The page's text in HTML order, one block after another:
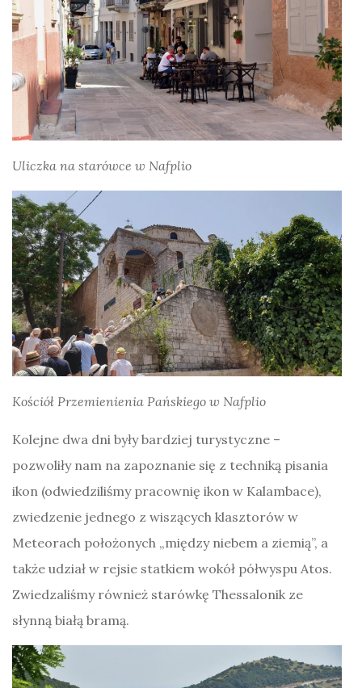
Uliczka na starówce w Nafplio
Kościół Przemienienia Pańskiego w Nafplio
Kolejne dwa dni były bardziej turystyczne –
pozwoliły nam na zapoznanie się z techniką pisania
ikon (odwiedziliśmy pracownię ikon w Kalambace),
zwiedzenie jednego z wiszących klasztorów w
Meteorach położonych „między niebem a ziemią”, a
także udział w rejsie statkiem wokół półwyspu Atos.
Zwiedzaliśmy również starówkę Thessalonik ze
słynną białą bramą.